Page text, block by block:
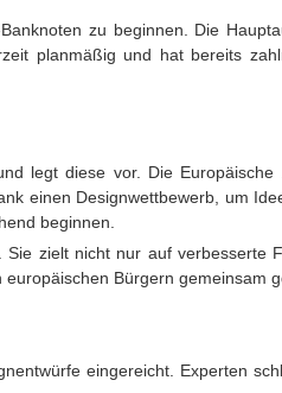
zu beginnen. Die
planmäßig und hat bereits
legt diese vor. Die
einen Designwettbewerb, um
beginnen.
zielt nicht nur auf verbesserte
Bürgern gemeinsam
eingereicht. Experten